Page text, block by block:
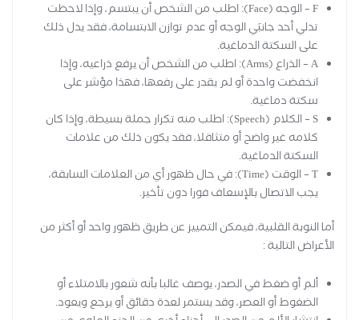
F – الوجه (Face): اطلب من الشخص أن يبتسم، وإذا لاحظت
تدلي أحد جانبَي الوجه أو عدم توازن الابتسامة، فقد يدل ذلك
على السكتة الدماغية.
A – الذراع (Arms): اطلب من الشخص أن يرفع ذراعيه، وإذا
انخفضت واحدة أو لم يقدر على رفعها، فهذا مؤشر على
سكتة دماغية.
S – الكلام (Speech): اطلب منه تكرار جملة بسيطة، وإذا كان
كلامه غير واضح أو متثاقلا، فقد يكون ذلك من علامات
السكتة الدماغية.
T – الوقت (Time): في حال ظهور أي من العلامات السابقة،
يجب الاتصال بالإسعاف فورا دون تأخير.
أما النوبة القلبية، فيمكن التمييز عن طريق ظهور واحد أو أكثر من
الأعراض التالية :
ألم أو ضغط في الصدر، يوصف غالبا بأنه شعور بالامتلاء أو
الضغوط أو العصر، وقد يستمر لعدة دقائق أو يرجع ويعود.